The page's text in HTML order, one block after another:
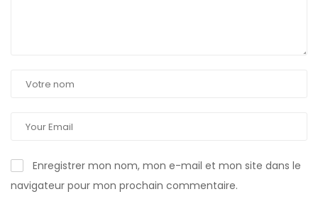
Enregistrer mon nom, mon e-mail et mon site dans le
navigateur pour mon prochain commentaire.